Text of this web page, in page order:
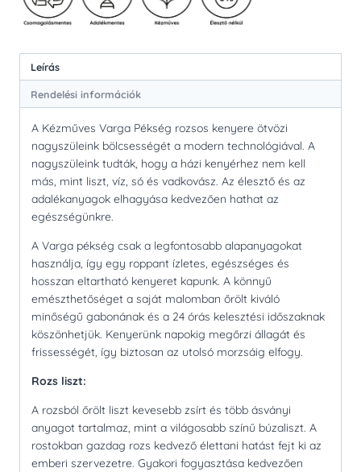
Leírás
Rendelési információk
A Kézműves Varga Pékség rozsos kenyere ötvözi
nagyszüleink bölcsességét a modern technológiával. A
nagyszüleink tudták, hogy a házi kenyérhez nem kell
más, mint liszt, víz, só és vadkovász. Az élesztő és az
adalékanyagok elhagyása kedvezően hathat az
egészségünkre.
A Varga pékség csak a legfontosabb alapanyagokat
használja, így egy roppant ízletes, egészséges és
hosszan eltartható kenyeret kapunk. A könnyű
emészthetőséget a saját malomban őrölt kiváló
minőségű gabonának és a 24 órás kelesztési időszaknak
köszönhetjük. Kenyerünk napokig megőrzi állagát és
frissességét, így biztosan az utolsó morzsáig elfogy.
Rozs liszt:
A rozsból őrölt liszt kevesebb zsírt és több ásványi
anyagot tartalmaz, mint a világosabb színű búzaliszt. A
rostokban gazdag rozs kedvező élettani hatást fejt ki az
emberi szervezetre. Gyakori fogyasztása kedvezően